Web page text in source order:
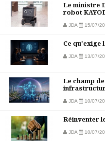
Le ministre
robot
JDA 15/07/
Ce qu'exige
JDA 13/07/
Le champ
JDA 10/07/
Réinventer
JDA 10/07/